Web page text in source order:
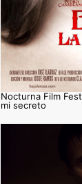
Nocturna Film
mi secreto